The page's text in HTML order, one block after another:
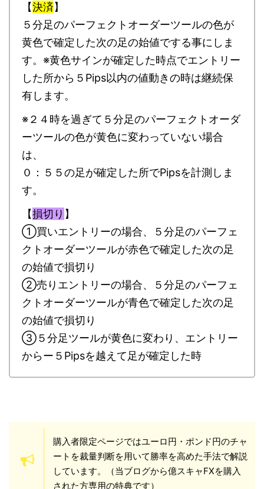
【決済】
５分足のパーフェクトオーダーツールの色が
黄色で確定した次の足の始値でする事にしま
す。※黄色サインが確定した時点でエントリー
した所から５Pips以内の値動きの時は継続保
有します。
※２４時を過ぎて５分足のパーフェクトオーダ
ーツールの色が黄色に変わっていない場合
は、
０：５５の足が確定した所でPipsを計測しま
す。
【損切り 】
①買いエントリーの場合、５分足のパーフェ
クトオーダーツールが赤色で確定した次の足
の始値で損切り
②売りエントリーの場合、５分足のパーフェ
クトオーダーツールが青色で確定した次の足
の始値で損切り
③５分足ツールが黄色に変わり、エントリー
からー５Pipsを越えて足が確定した時
購入者限定ページではユーロ円・ポンド円のチャ
ートを裁量判断を用いて勝率を高めた手法で解説
しています。（当ブログから億スキャFXを購入
された方専用の特典です）